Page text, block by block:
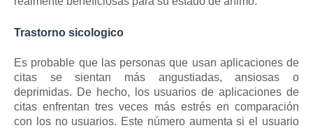
Trastorno sicologico
Es probable que las personas que usan aplicaciones de
citas se sientan más angustiadas, ansiosas o
deprimidas. De hecho, los usuarios de aplicaciones de
citas enfrentan tres veces más estrés en comparación
con los no usuarios. Este número aumenta si el usuario